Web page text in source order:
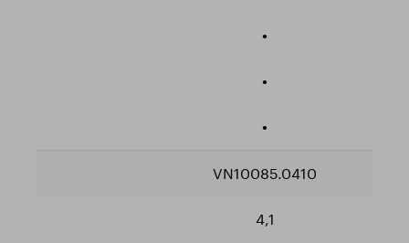
•
•
•
VN10085.0410
4,1